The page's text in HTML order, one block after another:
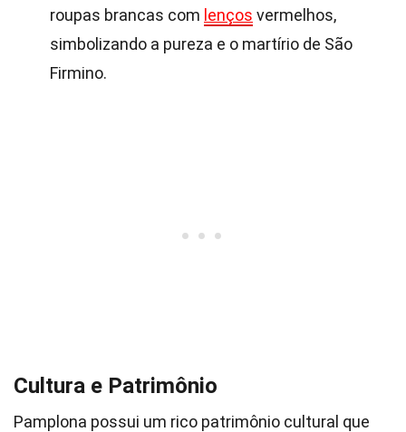
roupas brancas com lenços vermelhos,
simbolizando a pureza e o martírio de São
Firmino.
Cultura e Patrimônio
Pamplona possui um rico patrimônio cultural que